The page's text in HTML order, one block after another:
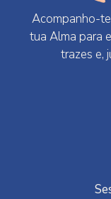
Acompanho-
tua Alma para
trazes e,